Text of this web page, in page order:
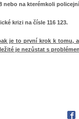
nebo na kterémkoli
krizi na čísle 116 123.
je to první krok k tomu,
je nezůstat s